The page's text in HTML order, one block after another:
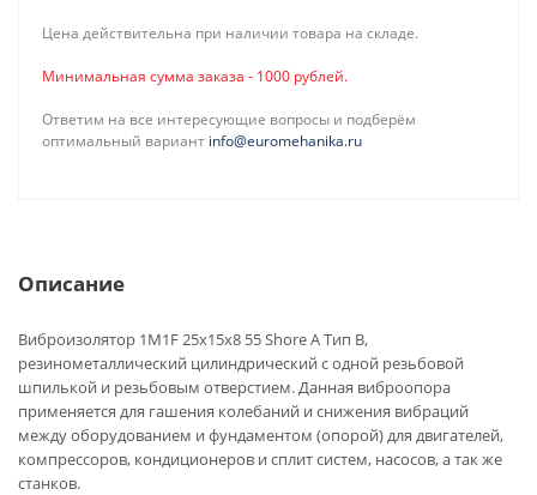
Цена действительна при наличии товара на складе.
Минимальная сумма заказа - 1000 рублей.
Ответим на все интересующие вопросы и подберём
оптимальный вариант info@euromehanika.ru
Описание
Виброизолятор 1M1F 25x15x8 55 Shore A Тип B,
резинометаллический цилиндрический с одной резьбовой
шпилькой и резьбовым отверстием. Данная виброопора
применяется для гашения колебаний и снижения вибраций
между оборудованием и фундаментом (опорой) для двигателей,
компрессоров, кондиционеров и сплит систем, насосов, а так же
станков.